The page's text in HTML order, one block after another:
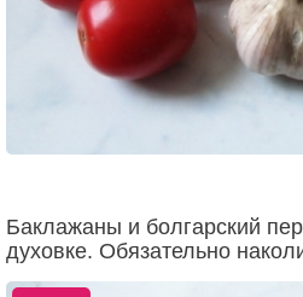
Баклажаны и болгарский
духовке. Обязательно